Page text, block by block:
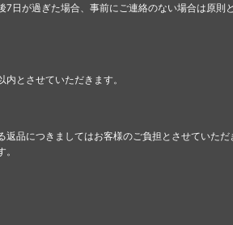
7日が過ぎた場合、事前にご連絡のない場合は原則
内とさせていただきます。
返品につきましてはお客様のご負担とさせていた